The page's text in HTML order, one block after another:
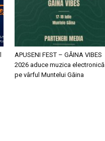
APUSENI FEST – GĂINA VIBES
2026 aduce muzica electronică
pe vârful Muntelui Găina